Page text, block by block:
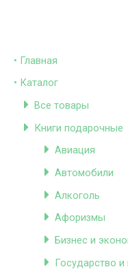
• Главная
• Каталог
Все товары
Книги подарочные
Авиация
Автомобили
Алкоголь
Афоризмы
Бизнес и
Государство и